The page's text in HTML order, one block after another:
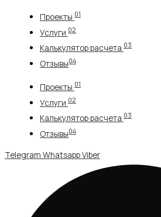
содержимому
Проекты 01
Услуги 02
Калькулятор расчета 03
Отзывы04
Проекты 01
Услуги 02
Калькулятор расчета 03
Отзывы04
Telegram WhatsappViber